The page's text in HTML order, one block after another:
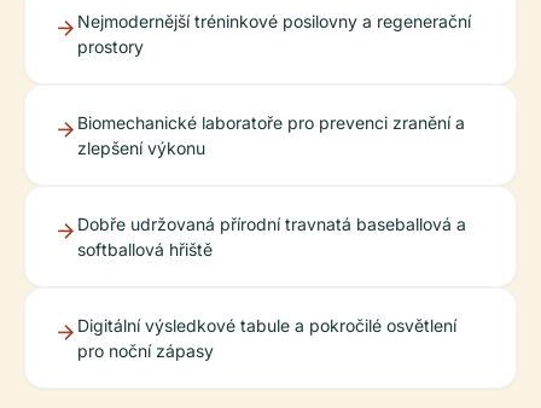
Nejmodernější tréninkové posilovny a regenerační
prostory
Biomechanické laboratoře pro prevenci zranění a
zlepšení výkonu
Dobře udržovaná přírodní travnatá baseballová a
softballová hřiště
Digitální výsledkové tabule a pokročilé osvětlení
pro noční zápasy